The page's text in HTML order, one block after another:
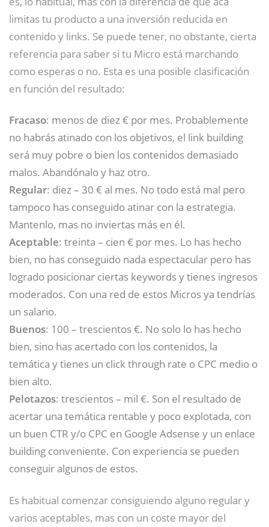
limitas tu producto a una inversión reducida en
contenido y links. Se puede tener, no obstante, cierta
referencia para saber si tu Micro está marchando
como esperas o no. Esta es una posible clasificación
en función del resultado:
Fracaso: menos de diez € por mes. Probablemente
no habrás atinado con los objetivos, el link building
será muy pobre o bien los contenidos demasiado
malos. Abandónalo y haz otro.
Regular: diez – 30 € al mes. No todo está mal pero
tampoco has conseguido atinar con la estrategia.
Mantenlo, mas no inviertas más en él.
Aceptable: treinta – cien € por mes. Lo has hecho
bien, no has conseguido nada espectacular pero has
logrado posicionar ciertas keywords y tienes ingresos
moderados. Con una red de estos Micros ya tendrías
un salario.
Buenos: 100 – trescientos €. No solo lo has hecho
bien, sino has acertado con los contenidos, la
temática y tienes un click through rate o CPC medio o
bien alto.
Pelotazos: trescientos – mil €. Son el resultado de
acertar una temática rentable y poco explotada, con
un buen CTR y/o CPC en Google Adsense y un enlace
building conveniente. Con experiencia se pueden
conseguir algunos de estos.
Es habitual comenzar consiguiendo alguno regular y
varios aceptables, mas con un coste mayor del